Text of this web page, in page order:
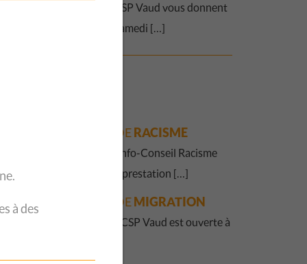
Les Galetas du CSP Vaud vous donnent
rendez-vous le samedi […]
QUESTIONS DERACISME
La Permanence Info-Conseil Racisme
est une nouvelle prestation […]
QUESTIONS DEMIGRATION
La Fraternité du CSP Vaud est ouverte à
à des